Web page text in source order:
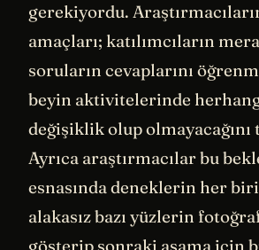
gerekiyordu.
amaçları; katılımcıların
soruların cevaplarını
beyin aktivitelerinde
değişiklik olup
Ayrıca araştırmacılar bu
esnasında deneklerin her
alakasız bazı yüzlerin
gösterip sonraki aşama için